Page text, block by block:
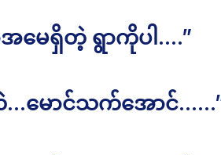
မေရှိတဲ့ ရွာကိုပါ….”
မောင်သက်အောင်